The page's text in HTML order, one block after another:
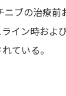
ブの治療
イン時およ
ている。